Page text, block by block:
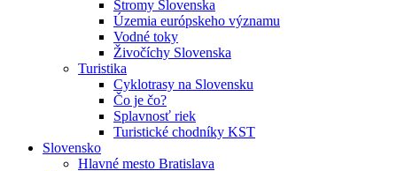
Stromy Slovenska
Územia európskeho významu
Vodné toky
Živočíchy Slovenska
Turistika
Cyklotrasy na Slovensku
Čo je čo?
Splavnosť riek
Turistické chodníky KST
Slovensko
Hlavné mesto Bratislava